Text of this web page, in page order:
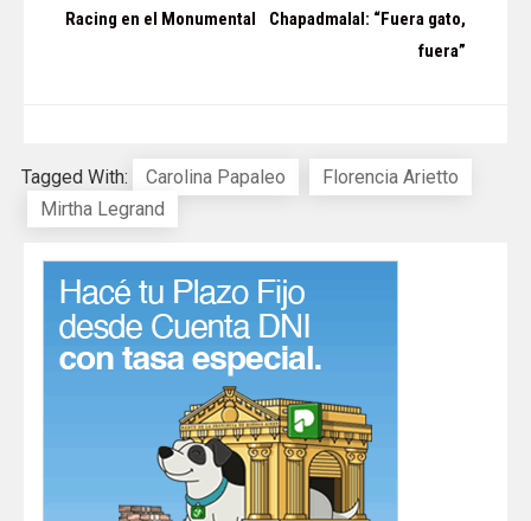
Racing en el Monumental
Chapadmalal: “Fuera gato,
fuera”
Tagged With: Carolina Papaleo
Florencia Arietto
Mirtha Legrand